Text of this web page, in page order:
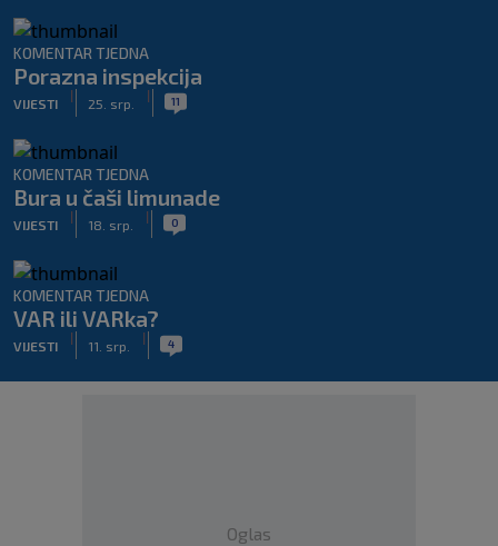
KOMENTAR TJEDNA
Porazna inspekcija
VIJESTI
|
25. srp.
| 11
KOMENTAR TJEDNA
Bura u čaši limunade
VIJESTI
|
18. srp.
| 0
KOMENTAR TJEDNA
VAR ili VARka?
VIJESTI
|
11. srp.
| 4
Oglas